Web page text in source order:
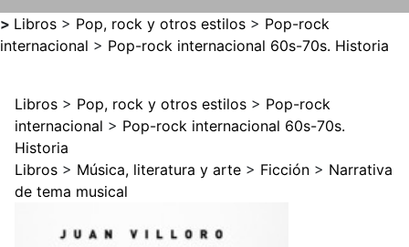
> Libros > Pop, rock y otros estilos > Pop-rock
internacional > Pop-rock internacional 60s-70s. Historia
Libros > Pop, rock y otros estilos > Pop-rock
internacional > Pop-rock internacional 60s-70s.
Historia
Libros > Música, literatura y arte > Ficción > Narrativa
de tema musical